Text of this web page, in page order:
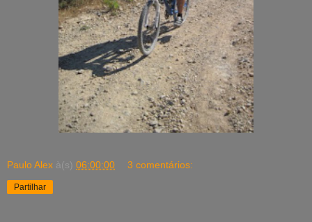
Paulo Alex à(s) 06:00:00 3 comentários:
Partilhar